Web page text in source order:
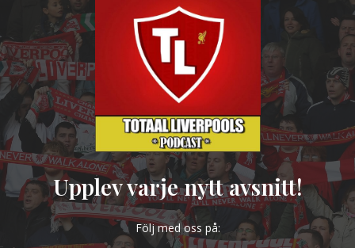
Upplev varje nytt avsnitt!
Följ med oss på: